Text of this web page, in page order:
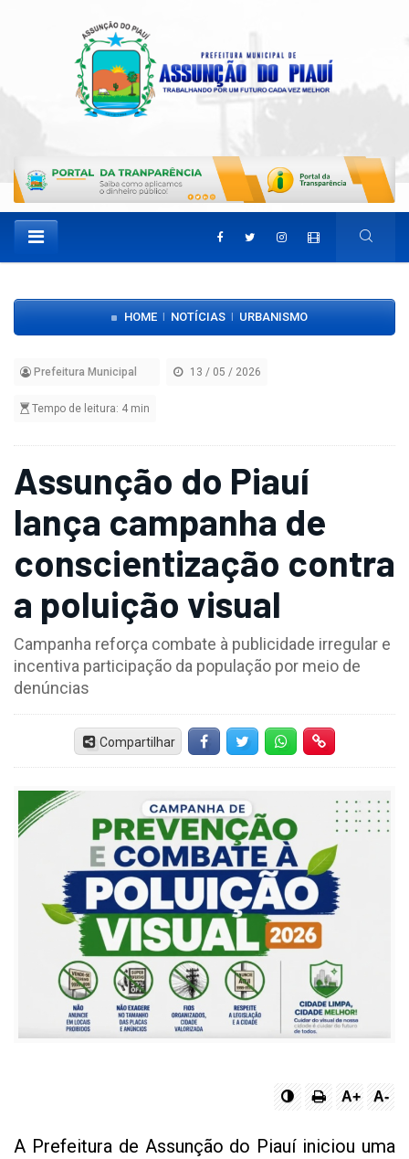
HOME| NOTÍCIAS| URBANISMO
Prefeitura Municipal 13 / 05 / 2026
Tempo de leitura: 4 min
Assunção do Piauí
lança campanha de
conscientização contra
a poluição visual
Campanha reforça combate à publicidade irregular e
incentiva participação da população por meio de
denúncias
Compartilhar FacebookTwitter Whatsapp
A+ A-
A Prefeitura de Assunção do Piauí iniciou uma